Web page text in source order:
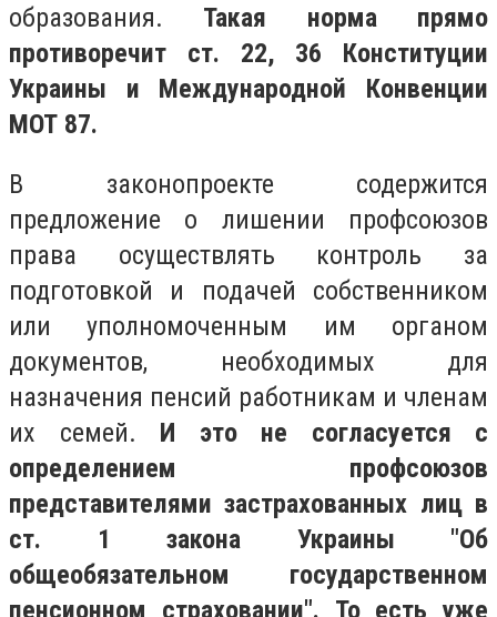
образования. Такая норма прямо
противоречит ст. 22, 36 Конституции
Украины и Международной Конвенции
МОТ 87.
В законопроекте содержится
предложение о лишении профсоюзов
права осуществлять контроль за
подготовкой и подачей собственником
или уполномоченным им органом
документов, необходимых для
назначения пенсий работникам и членам
их семей. И это не согласуется с
определением профсоюзов
представителями застрахованных лиц в
ст. 1 закона Украины "Об
общеобязательном государственном
пенсионном страховании". То есть уже